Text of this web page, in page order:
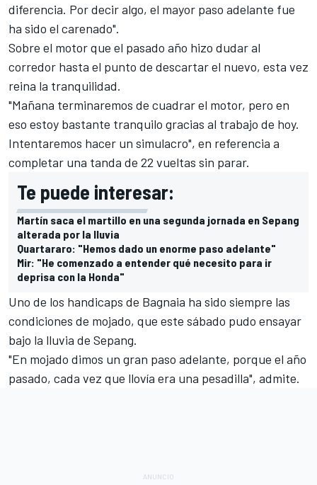
diferencia. Por decir algo, el mayor paso adelante fue
ha sido el carenado".
Sobre el motor que el pasado año hizo dudar al
corredor hasta el punto de descartar el nuevo, esta vez
reina la tranquilidad.
"Mañana terminaremos de cuadrar el motor, pero en
eso estoy bastante tranquilo gracias al trabajo de hoy.
Intentaremos hacer un simulacro", en referencia a
completar una tanda de 22 vueltas sin parar.
Te puede interesar:
Martín saca el martillo en una segunda jornada en Sepang
alterada por la lluvia
Quartararo: "Hemos dado un enorme paso adelante"
Mir: "He comenzado a entender qué necesito para ir
deprisa con la Honda"
Uno de los handicaps de Bagnaia ha sido siempre las
condiciones de mojado, que este sábado pudo ensayar
bajo la lluvia de Sepang.
"En mojado dimos un gran paso adelante, porque el año
pasado, cada vez que llovía era una pesadilla", admite.